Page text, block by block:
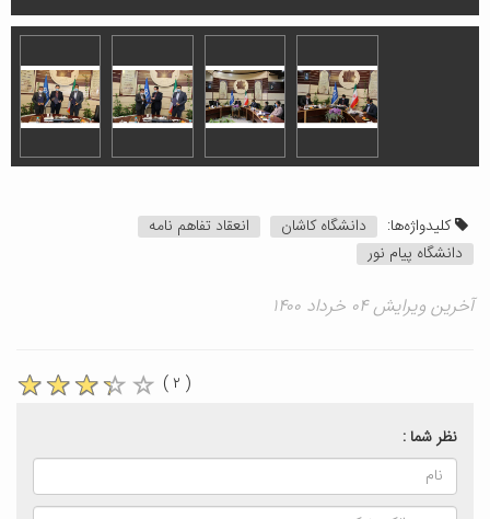
کلیدواژه‌ها: دانشگاه کاشان
انعقاد تفاهم نامه
دانشگاه پیام نور
آخرین ویرایش ۰۴ خرداد ۱۴۰۰
( ۲ )
نظر شما :